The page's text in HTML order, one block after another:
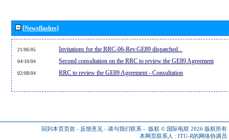
[Newsflashes]
21/06/05 Invitations for the RRC-06-Rev.GE89 dispatched...
04/10/04 Second consultation on the RRC to review the GE89 Agreement
02/08/04 RRC to review the GE89 Agreement - Consultation
回到本页页首 - 反馈意见 - 请与我们联系 - 版权 © 国际电联 2026 版权所有
本网页联系人 : ITU-R的网络协调员